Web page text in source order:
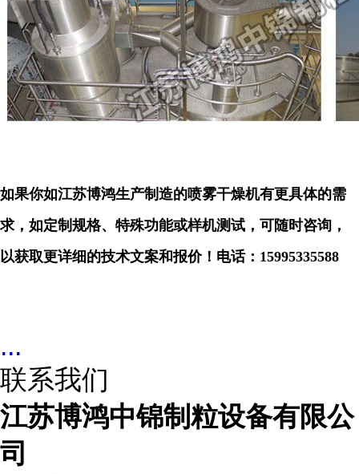
如果你如江苏博鸿生产制造的喷雾干燥机有更具体的需
求，如定制规格、特殊功能或样机测试，可随时咨询，
以获取更详细的技术文案和报价！电话： 15995335588
...
联系我们
江苏博鸿中锦制粒设备有限公
司